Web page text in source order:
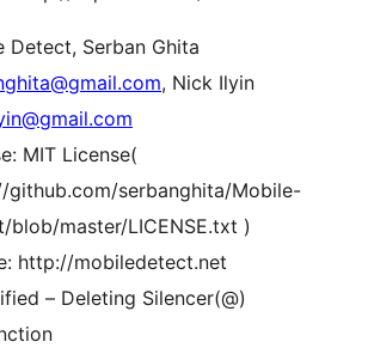
Detect, Serban Ghita
, Nick Ilyin
MIT License(
github.com/serbanghita/Mobile-
blob/master/LICENSE.txt )
http://mobiledetect.net
– Deleting Silencer(@)